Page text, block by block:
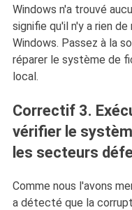
Windows n'a trouvé
signifie qu'il n'y a rien
Windows. Passez à la
réparer le système de
local.
Correctif 3.
vérifier le
les secteurs
Comme nous l'avons
a détecté que la